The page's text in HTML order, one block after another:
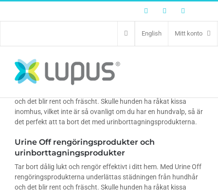
FacebookTwitter
English Mitt konto
urinborttagningsprodukter
Tar bort dålig lukt och rengör effektivt i ditt hem. Med Urine Off
och det blir rent och fräscht. Skulle hunden ha råkat kissa
inomhus, vilket inte är så ovanligt om du har en hundvalp, så är
det perfekt att ta bort det med urinborttagningsprodukterna.
Urine Off rengöringsprodukter och
urinborttagningsprodukter
Tar bort dålig lukt och rengör effektivt i ditt hem. Med Urine Off
rengöringsprodukterna underlättas städningen från hundhår
och det blir rent och fräscht. Skulle hunden ha råkat kissa